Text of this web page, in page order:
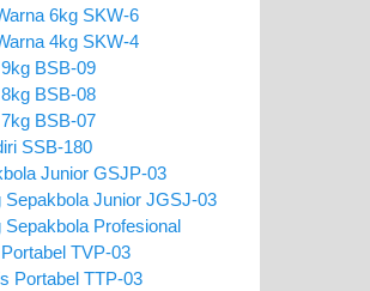
6kg SKW-6
4kg SKW-4
BSB-09
BSB-08
BSB-07
SSB-180
Junior GSJP-03
Sepakbola Junior JGSJ-03
Profesional
TVP-03
Portabel TTP-03